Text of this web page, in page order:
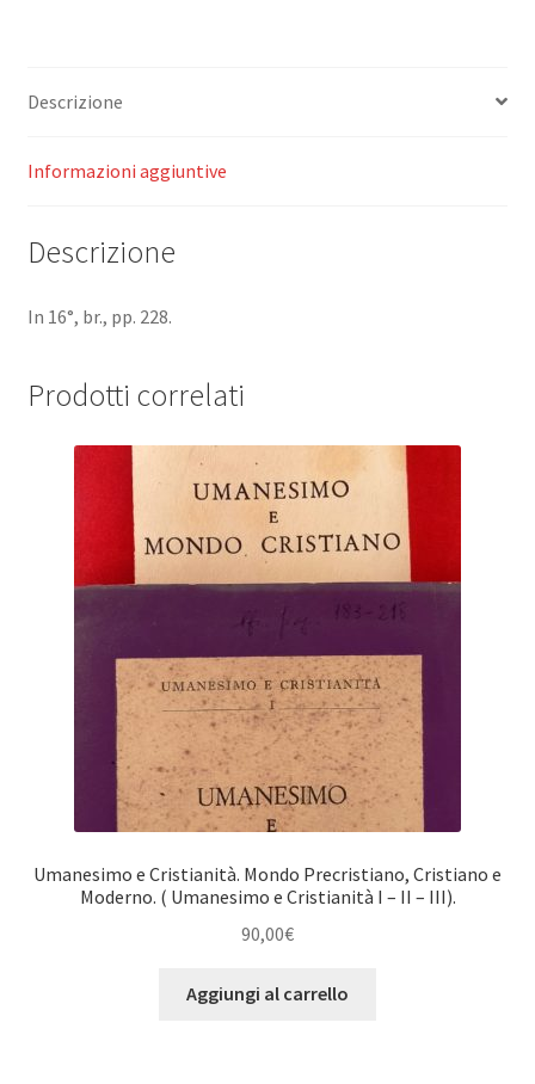
scene.
Descrizione
Informazioni aggiuntive
Descrizione
In 16°, br., pp. 228.
Prodotti correlati
Umanesimo e Cristianità. Mondo Precristiano, Cristiano e
Moderno. ( Umanesimo e Cristianità I – II – III).
90,00€
Aggiungi al carrello